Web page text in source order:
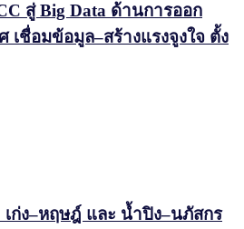
สู่ Big Data ด้านการออก
เชื่อมข้อมูล–สร้างแรงจูงใจ ตั้ง
ก่ง–หฤษฎ์ และ น้ำปิง–นภัสกร